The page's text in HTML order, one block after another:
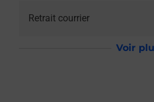
Retrait courrier
Voir